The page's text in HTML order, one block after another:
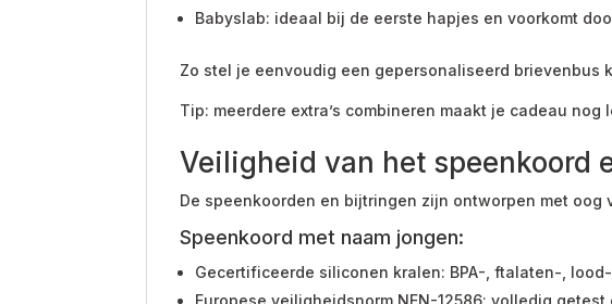
Babyslab: ideaal bij de eerste hapjes en voorkomt
Zo stel je eenvoudig een gepersonaliseerd brievenbus
Tip: meerdere extra’s combineren maakt je cadeau nog
Veiligheid van het speenkoord
De speenkoorden en bijtringen zijn ontworpen met oog
Speenkoord met naam jongen:
Gecertificeerde siliconen kralen: BPA-, ftalaten-,
Europese veiligheidsnorm NEN-12586: volledig